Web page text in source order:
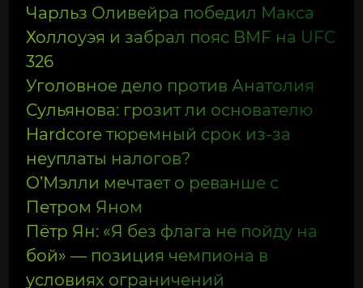
Чарльз Оливейра победил Макса
Холлоуэя и забрал пояс BMF на UFC
326
Уголовное дело против Анатолия
Сульянова: грозит ли основателю
Hardcore тюремный срок из‑за
неуплаты налогов?
О’Мэлли мечтает о реванше с
Петром Яном
Пётр Ян: «Я без флага не пойду на
бой» — позиция чемпиона в
условиях ограничений